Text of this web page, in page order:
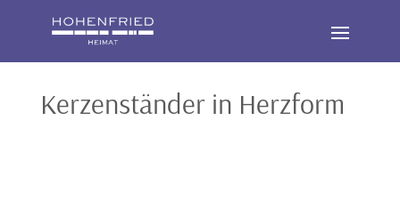
Kerzenständer in Herzform